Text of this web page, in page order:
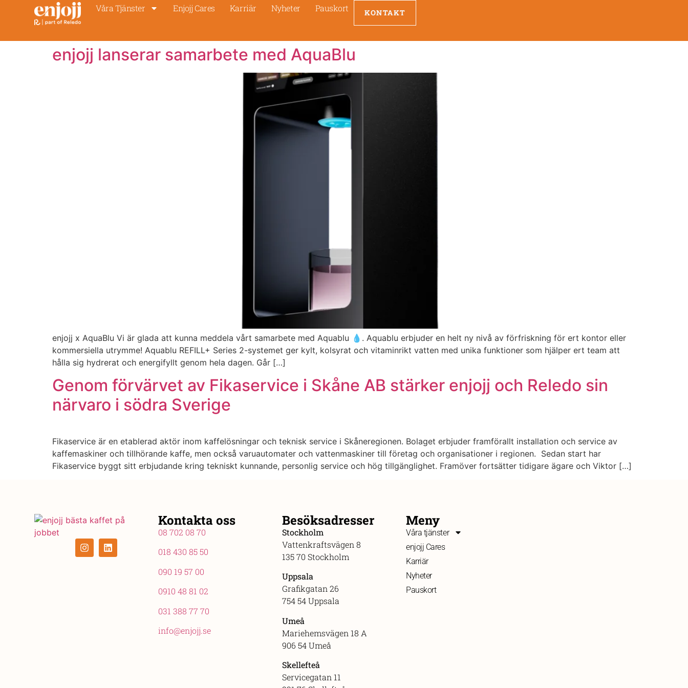
Våra Tjänster Enjojj Cares Karriär Nyheter Pauskort KONTAKT
enjojj lanserar samarbete med AquaBlu
enjojj x AquaBlu Vi är glada att kunna meddela vårt samarbete med Aquablu 💧. Aquablu erbjuder en helt ny nivå av förfriskning för ert kontor eller
kommersiella utrymme! Aquablu REFILL+ Series 2-systemet ger kylt, kolsyrat och vitaminrikt vatten med unika funktioner som hjälper ert team att
hålla sig hydrerat och energifyllt genom hela dagen. Går […]
Genom förvärvet av Fikaservice i Skåne AB stärker enjojj och Reledo sin
närvaro i södra Sverige
Fikaservice är en etablerad aktör inom kaffelösningar och teknisk service i Skåneregionen. Bolaget erbjuder framförallt installation och service av
kaffemaskiner och tillhörande kaffe, men också varuautomater och vattenmaskiner till företag och organisationer i regionen. Sedan start har
Fikaservice byggt sitt erbjudande kring tekniskt kunnande, personlig service och hög tillgänglighet. Framöver fortsätter tidigare ägare och Viktor […]
Kontakta oss
08 702 08 70
018 430 85 50
090 19 57 00
0910 48 81 02
031 388 77 70
info@enjojj.se
Besöksadresser
Stockholm
Vattenkraftsvägen 8
135 70 Stockholm
Uppsala
Grafikgatan 26
754 54 Uppsala
Umeå
Mariehemsvägen 18 A
906 54 Umeå
Skellefteå
Servicegatan 11
Meny
Våra tjänster
enjojj Cares
Karriär
Nyheter
Pauskort